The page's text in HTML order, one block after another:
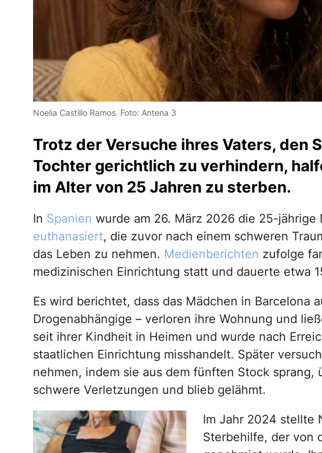
Noelia Castillo Ramos. Foto: Antena 3
Trotz der Versuche ihres Vaters, den
Tochter gerichtlich zu verhindern,
im Alter von 25 Jahren zu sterben.
In Spanien wurde am 26. März 2026 die 25-jährige
euthanasiert, die zuvor nach einem schweren
das Leben zu nehmen. Medienberichten zufolge
medizinischen Einrichtung statt und dauerte etwa
Es wird berichtet, dass das Mädchen in Barcelona
Drogenabhängige – verloren ihre Wohnung und
seit ihrer Kindheit in Heimen und wurde nach
staatlichen Einrichtung misshandelt. Später
nehmen, indem sie aus dem fünften Stock
schwere Verletzungen und blieb gelähmt.
Im Jahr 2024 stellte
Sterbehilfe, der von